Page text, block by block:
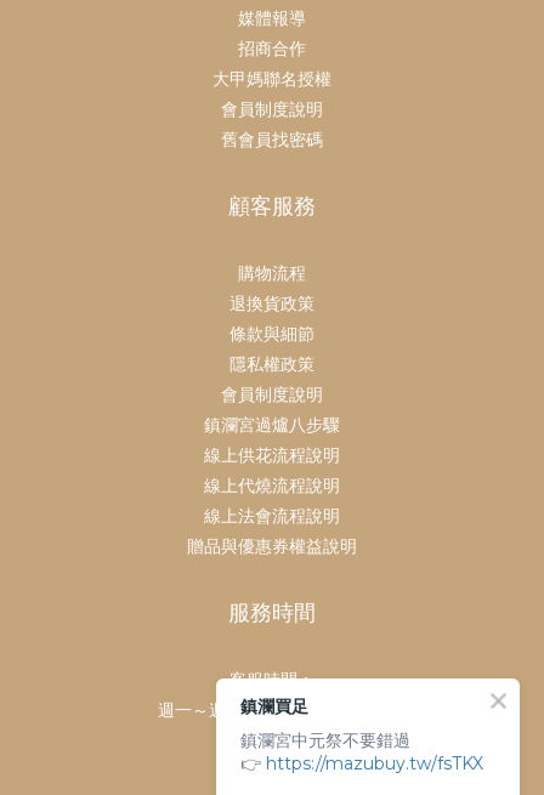
媒體報導
招商合作
大甲媽聯名授權
會員制度說明
舊會員找密碼
顧客服務
購物流程
退換貨政策
條款與細節
隱私權政策
會員制度說明
鎮瀾宮過爐八步驟
線上供花流程說明
線上代燒流程說明
線上法會流程說明
贈品與優惠券權益說明
服務時間
客服時間：
週一～週日 上午9點～下午6點
客服電話：
04-26763688
鎮瀾買足
鎮瀾宮中元祭不要錯過
👉 https://mazubuy.tw/fsTKX